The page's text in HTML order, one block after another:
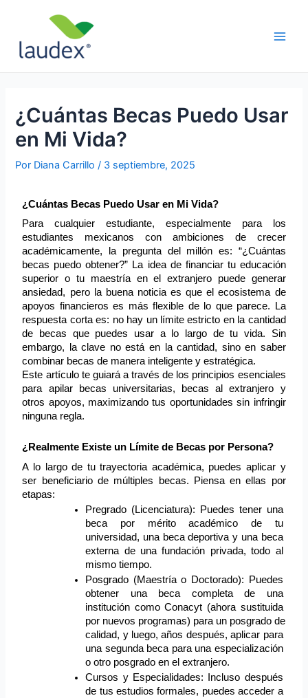
contenido
¿Cuántas Becas Puedo Usar
en Mi Vida?
Por Diana Carrillo/ 3 septiembre, 2025
¿Cuántas Becas Puedo Usar en Mi Vida?
Para cualquier estudiante, especialmente para los
estudiantes mexicanos con ambiciones de crecer
académicamente, la pregunta del millón es: “¿Cuántas
becas puedo obtener?” La idea de financiar tu educación
superior o tu maestría en el extranjero puede generar
ansiedad, pero la buena noticia es que el ecosistema de
apoyos financieros es más flexible de lo que parece. La
respuesta corta es: no hay un límite estricto en la cantidad
de becas que puedes usar a lo largo de tu vida. Sin
embargo, la clave no está en la cantidad, sino en saber
combinar becas de manera inteligente y estratégica.
Este artículo te guiará a través de los principios esenciales
para apilar becas universitarias, becas al extranjero y
otros apoyos, maximizando tus oportunidades sin infringir
ninguna regla.
¿Realmente Existe un Límite de Becas por Persona?
A lo largo de tu trayectoria académica, puedes aplicar y
ser beneficiario de múltiples becas. Piensa en ellas por
etapas:
Pregrado (Licenciatura): Puedes tener una
beca por mérito académico de tu
universidad, una beca deportiva y una beca
externa de una fundación privada, todo al
mismo tiempo.
Posgrado (Maestría o Doctorado): Puedes
obtener una beca completa de una
institución como Conacyt (ahora sustituida
por nuevos programas) para un posgrado de
calidad, y luego, años después, aplicar para
una segunda beca para una especialización
o otro posgrado en el extranjero.
Cursos y Especialidades: Incluso después
de tus estudios formales, puedes acceder a
entradas